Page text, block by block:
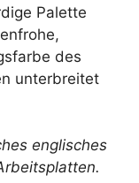
Palette
des
unterbreitet
englisches